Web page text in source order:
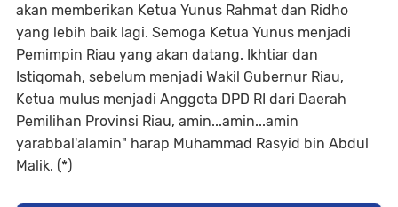
akan memberikan Ketua Yunus Rahmat dan Ridho
yang lebih baik lagi. Semoga Ketua Yunus menjadi
Pemimpin Riau yang akan datang. Ikhtiar dan
Istiqomah, sebelum menjadi Wakil Gubernur Riau,
Ketua mulus menjadi Anggota DPD RI dari Daerah
Pemilihan Provinsi Riau, amin...amin...amin
yarabbal'alamin" harap Muhammad Rasyid bin Abdul
Malik. (*)